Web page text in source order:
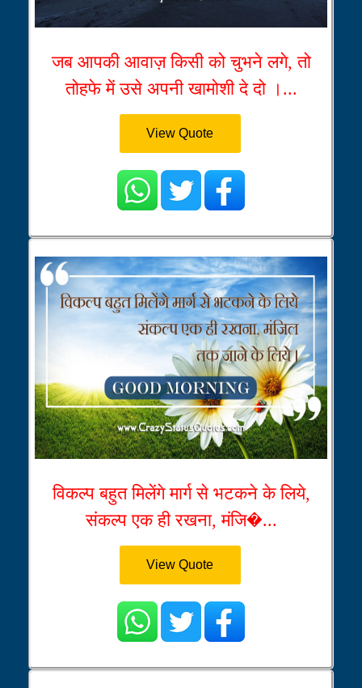
जब आपकी आवाज़ किसी को चुभने लगे, तो
तोहफे में उसे अपनी खामोशी दे दो ।...
View Quote
विकल्प बहुत मिलेंगे मार्ग से भटकने के लिये,
संकल्प एक ही रखना, मंजि�...
View Quote